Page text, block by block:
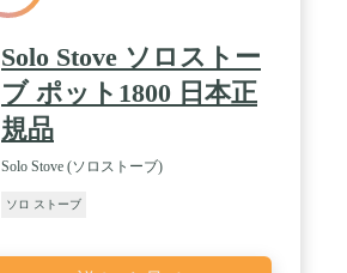
Solo Stove ソロストー
ブ ポット1800 日本正
規品
Solo Stove (ソロストーブ)
ソロ ストーブ